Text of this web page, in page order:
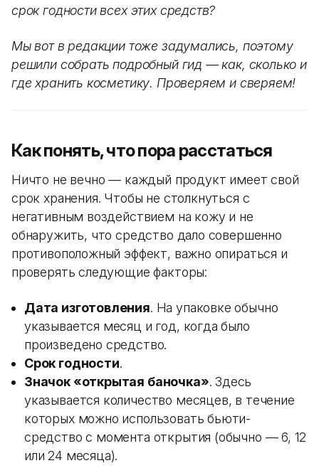
срок годности всех этих средств?
Мы вот в редакции тоже задумались, поэтому
решили собрать подробный гид — как, сколько и
где хранить косметику. Проверяем и сверяем!
Как понять, что пора расстаться
Ничто не вечно — каждый продукт имеет свой
срок хранения. Чтобы не столкнуться с
негативным воздействием на кожу и не
обнаружить, что средство дало совершенно
противоположный эффект, важно опираться и
проверять следующие факторы:
Дата изготовления. На упаковке обычно
указывается месяц и год, когда было
произведено средство.
Срок годности.
Значок «открытая баночка». Здесь
указывается количество месяцев, в течение
которых можно использовать бьюти-
средство с момента открытия (обычно — 6, 12
или 24 месяца).